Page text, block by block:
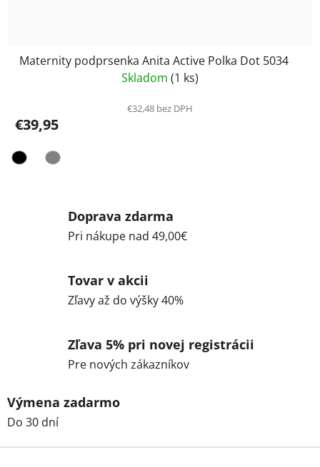
Maternity podprsenka Anita Active Polka Dot 5034
Skladom (1 ks)
€32,48 bez DPH
€39,95
Doprava zdarma
Pri nákupe nad 49,00€
Tovar v akcii
Zľavy až do výšky 40%
Zľava 5% pri novej registrácii
Pre nových zákazníkov
Výmena zadarmo
Do 30 dní
Z